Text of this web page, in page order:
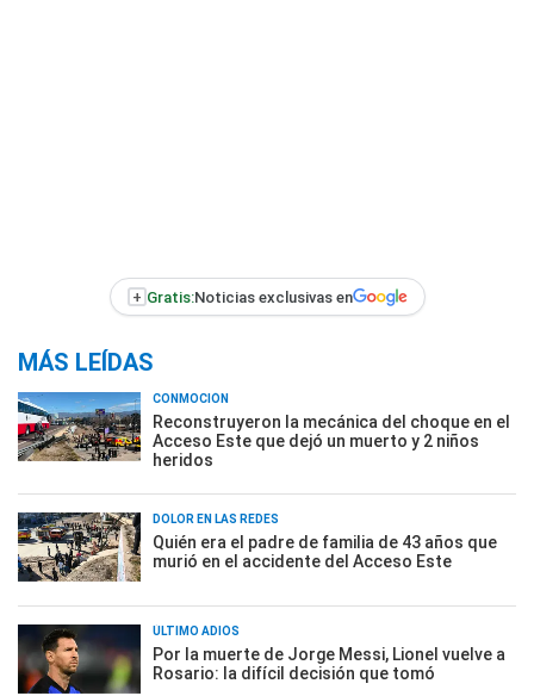
+ Gratis:Noticias exclusivas en
MÁS LEÍDAS
CONMOCIÓN
Reconstruyeron la mecánica del choque en el
Acceso Este que dejó un muerto y 2 niños
heridos
DOLOR EN LAS REDES
Quién era el padre de familia de 43 años que
murió en el accidente del Acceso Este
ÚLTIMO ADIÓS
Por la muerte de Jorge Messi, Lionel vuelve a
Rosario: la difícil decisión que tomó